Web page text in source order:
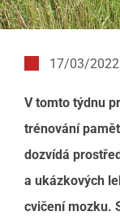
17/03/2022
V tomto týdnu
trénování
dozvídá
a ukázkových
cvičení mozku.